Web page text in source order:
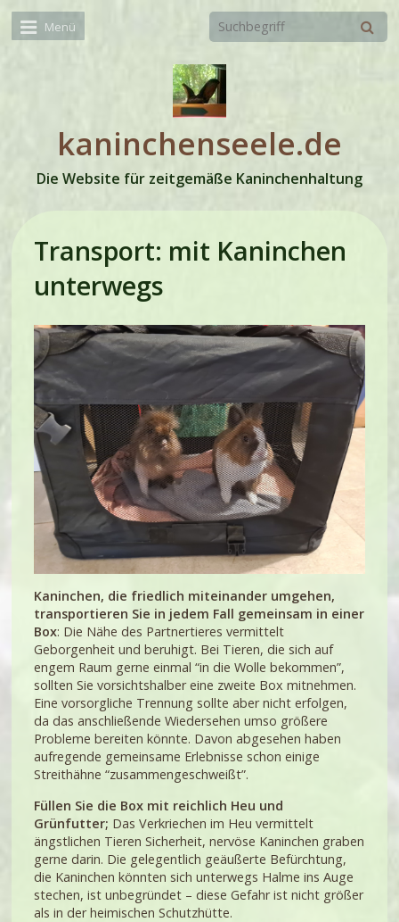
Menü
kaninchenseele.de
Die Website für zeitgemäße Kaninchenhaltung
Transport: mit Kaninchen
unterwegs
Kaninchen, die friedlich miteinander umgehen,
transportieren Sie in jedem Fall gemeinsam in einer
Box: Die Nähe des Partnertieres vermittelt
Geborgenheit und beruhigt. Bei Tieren, die sich auf
engem Raum gerne einmal “in die Wolle bekommen”,
sollten Sie vorsichtshalber eine zweite Box mitnehmen.
Eine vorsorgliche Trennung sollte aber nicht erfolgen,
da das anschließende Wiedersehen umso größere
Probleme bereiten könnte. Davon abgesehen haben
aufregende gemeinsame Erlebnisse schon einige
Streithähne “zusammengeschweißt”.
Füllen Sie die Box mit reichlich Heu und
Grünfutter; Das Verkriechen im Heu vermittelt
ängstlichen Tieren Sicherheit, nervöse Kaninchen graben
gerne darin. Die gelegentlich geäußerte Befürchtung,
die Kaninchen könnten sich unterwegs Halme ins Auge
stechen, ist unbegründet – diese Gefahr ist nicht größer
als in der heimischen Schutzhütte.